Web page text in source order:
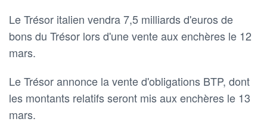
Le Trésor italien vendra 7,5 milliards d'euros de
bons du Trésor lors d'une vente aux enchères le 12
mars.
Le Trésor annonce la vente d'obligations BTP, dont
les montants relatifs seront mis aux enchères le 13
mars.